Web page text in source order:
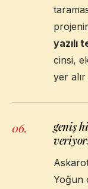
yazılı
cinsi,
yer
06.
geniş
Yoğun